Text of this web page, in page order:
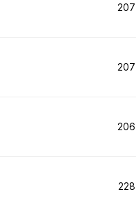
207
207
206
228